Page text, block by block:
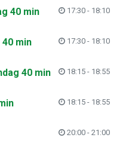
40 min
17:30 - 18:10
min
17:30 - 18:10
40 min
18:15 - 18:55
18:15 - 18:55
20:00 - 21:00